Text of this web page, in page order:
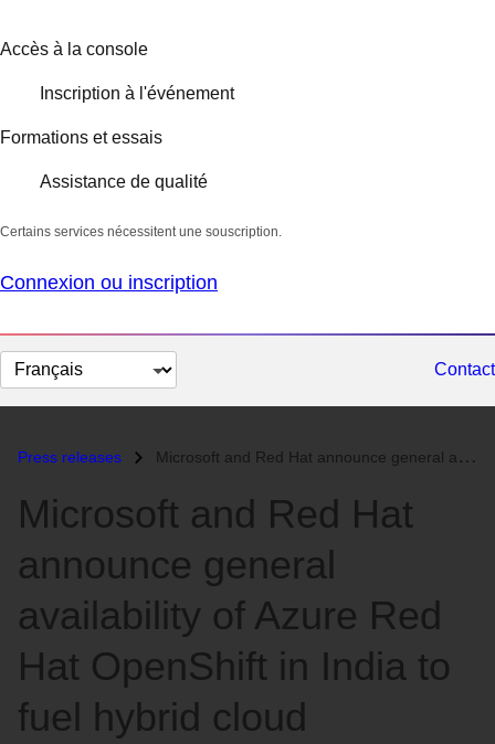
Accès à la console
Inscription à l'événement
Formations et essais
Assistance de qualité
Certains services nécessitent une souscription.
Connexion ou inscription
Changer
la
Contact
Press releases Microsoft and Red Hat announce general availability of Azure Red Hat O...
Microsoft and Red Hat
announce general
availability of Azure Red
Hat OpenShift in India to
fuel hybrid cloud